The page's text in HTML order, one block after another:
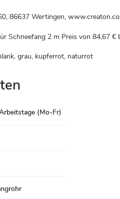
86637 Wertingen,
Schneefang 2 m Preis von 84,67 €
grau, kupferrot, naturrot
(Mo-Fr)